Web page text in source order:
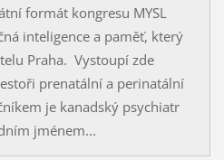
formát kongresu MYSL
inteligence a paměť, který
Praha. Vystoupí zde
prenatální a perinatální
je kanadský psychiatr
jménem...